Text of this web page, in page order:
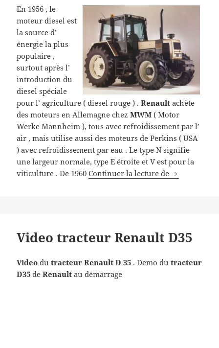
En 1956 , le
moteur diesel est
la source d’
énergie la plus
populaire ,
surtout après l’
introduction du
diesel spéciale
pour l’ agriculture ( diesel rouge ) .Renaultachète
des moteurs en Allemagne chezMWM ( Motor
Werke Mannheim ), tous avec refroidissement par l’
air , mais utilise aussi des moteurs de Perkins ( USA
) avec refroidissement par eau . Le type N signifie
une largeur normale, type E étroite et V est pour la
viticulture . De 1960Continuer la lecture de Histoire du
Video tracteur Renault D35
Video dutracteur Renault D 35 . Demo dutracteur
D35 deRenaultau démarrage